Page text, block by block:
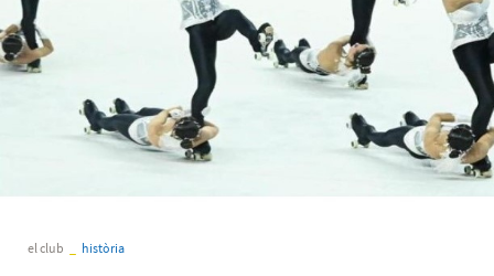
el club història